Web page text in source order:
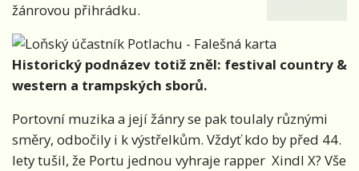
žánrovou přihrádku.
Historický podnázev totiž zněl: festival country &
western a trampských sborů.
Portovní muzika a její žánry se pak toulaly různými
směry, odbočily i k výstřelkům. Vždyť kdo by před 44.
lety tušil, že Portu jednou vyhraje rapper Xindl X? Vše